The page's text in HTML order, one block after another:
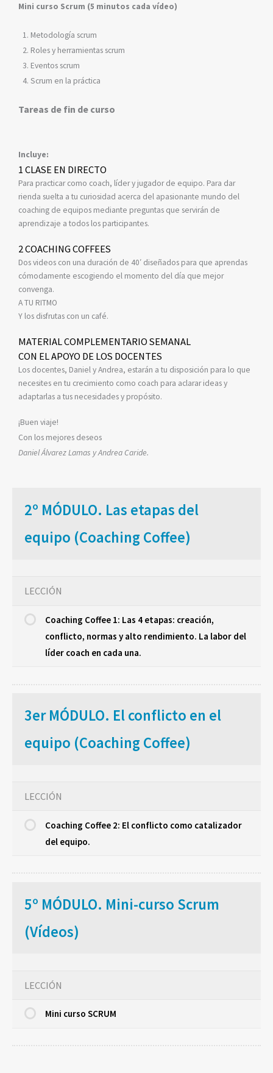
Mini curso Scrum (5 minutos cada vídeo)
Metodología scrum
Roles y herramientas scrum
Eventos scrum
Scrum en la práctica
Tareas de fin de curso
Incluye:
1 CLASE EN DIRECTO
Para practicar como coach, líder y jugador de equipo. Para dar
rienda suelta a tu curiosidad acerca del apasionante mundo del
coaching de equipos mediante preguntas que servirán de
aprendizaje a todos los participantes.
2 COACHING COFFEES
Dos videos con una duración de 40′ diseñados para que aprendas
cómodamente escogiendo el momento del día que mejor
convenga.
A TU RITMO
Y los disfrutas con un café.
MATERIAL COMPLEMENTARIO SEMANAL
CON EL APOYO DE LOS DOCENTES
Los docentes, Daniel y Andrea, estarán a tu disposición para lo que
necesites en tu crecimiento como coach para aclarar ideas y
adaptarlas a tus necesidades y propósito.
¡Buen viaje!
Con los mejores deseos
Daniel Álvarez Lamas y Andrea Caride.
2º MÓDULO. Las etapas del
equipo (Coaching Coffee)
LECCIÓN
Coaching Coffee 1: Las 4 etapas: creación,
conflicto, normas y alto rendimiento. La labor del
líder coach en cada una.
3er MÓDULO. El conflicto en el
equipo (Coaching Coffee)
LECCIÓN
Coaching Coffee 2: El conflicto como catalizador
del equipo.
5º MÓDULO. Mini-curso Scrum
(Vídeos)
LECCIÓN
Mini curso SCRUM